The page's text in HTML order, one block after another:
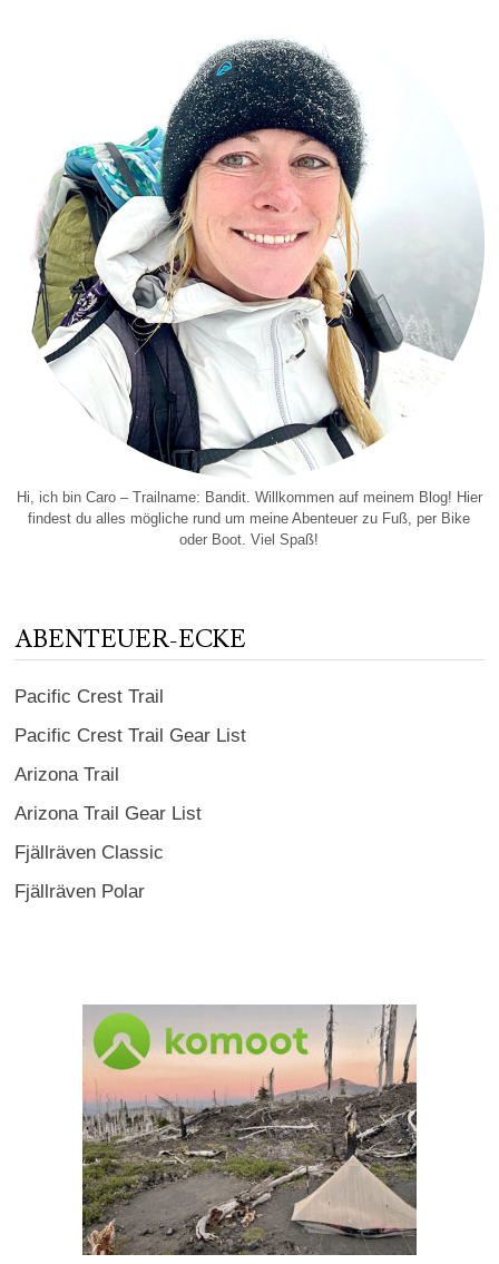
Hi, ich bin Caro – Trailname: Bandit. Willkommen auf meinem Blog! Hier
findest du alles mögliche rund um meine Abenteuer zu Fuß, per Bike
oder Boot. Viel Spaß!
ABENTEUER-ECKE
Pacific Crest Trail
Pacific Crest Trail Gear List
Arizona Trail
Arizona Trail Gear List
Fjällräven Classic
Fjällräven Polar